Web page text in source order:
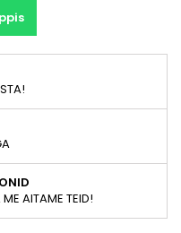
AITAME TEID!